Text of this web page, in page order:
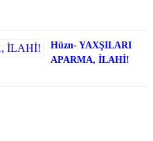
Hüzn- YAXŞILARI
APARMA, İLAHİ!